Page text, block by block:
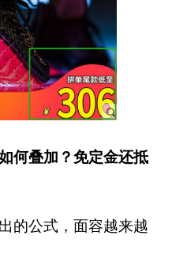
何叠加？免定金还抵
的公式，面容越来越